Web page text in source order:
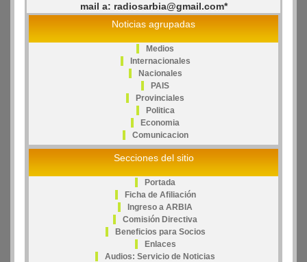
mail a: radiosarbia@gmail.com*
Noticias agrupadas
Medios
Internacionales
Nacionales
PAIS
Provinciales
Politica
Economia
Comunicacion
Secciones del sitio
Portada
Ficha de Afiliación
Ingreso a ARBIA
Comisión Directiva
Beneficios para Socios
Enlaces
Audios: Servicio de Noticias